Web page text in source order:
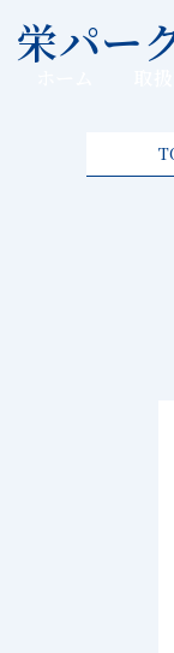
容栄パー